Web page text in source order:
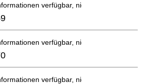
verfügbar, nicht bestellbar
verfügbar, nicht bestellbar
verfügbar, nicht bestellbar